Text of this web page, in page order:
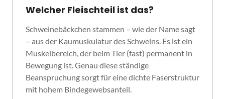
Welcher Fleischteil ist das?
Schweinebäckchen stammen – wie der Name sagt
– aus der Kaumuskulatur des Schweins. Es ist ein
Muskelbereich, der beim Tier (fast) permanent in
Bewegung ist. Genau diese ständige
Beanspruchung sorgt für eine dichte Faserstruktur
mit hohem Bindegewebsanteil.